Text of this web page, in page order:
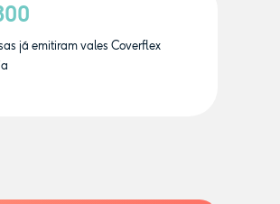
já emitiram vales Coverflex